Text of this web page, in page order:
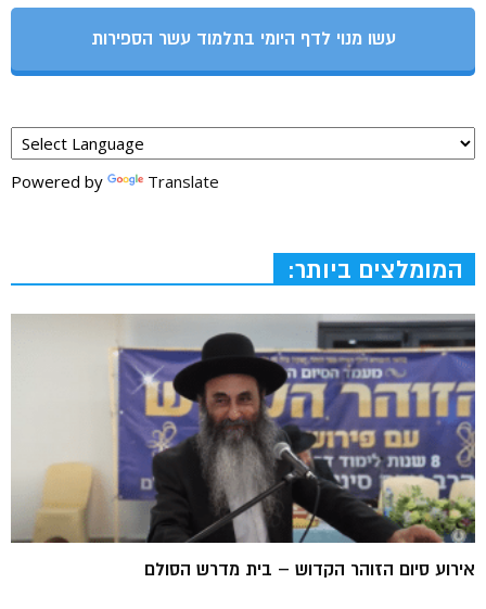
עשו מנוי לדף היומי בתלמוד עשר הספירות
Powered by Translate
המומלצים ביותר:
אירוע סיום הזוהר הקדוש – בית מדרש הסולם